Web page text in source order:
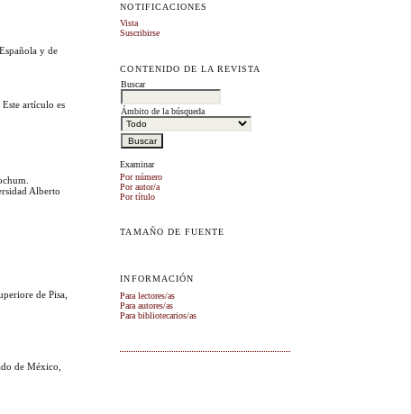
NOTIFICACIONES
Vista
Suscribirse
CONTENIDO DE LA REVISTA
Buscar
Ámbito de la búsqueda
Examinar
Por número
Por autor/a
Por título
TAMAÑO DE FUENTE
INFORMACIÓN
Para lectores/as
Para autores/as
Para bibliotecarios/as
y de
artículo es
Alberto
de Pisa,
de México,